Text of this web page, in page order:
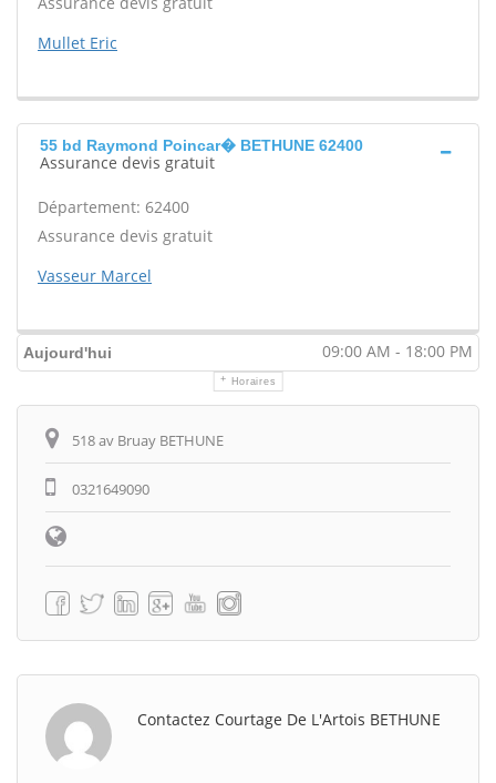
Mullet Eric
55 bd Raymond Poincar� BETHUNE 62400
Assurance devis gratuit
Département: 62400
Assurance devis gratuit
Vasseur Marcel
Aujourd'hui 09:00 AM - 18:00 PM
Horaires
518 av Bruay BETHUNE
0321649090
Contactez Courtage De L'Artois BETHUNE